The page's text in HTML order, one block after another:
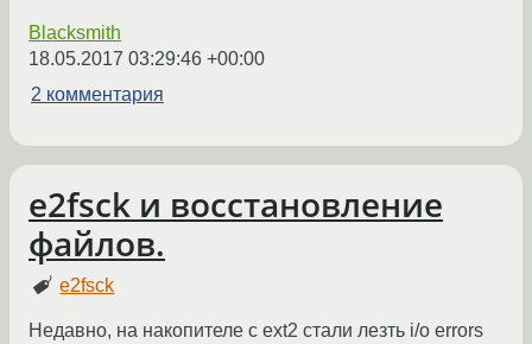
Blacksmith
18.05.2017 03:29:46 +00:00
2 комментария
e2fsck и восстановление
файлов.
e2fsck
Недавно, на накопителе с ext2 стали лезть i/o errors